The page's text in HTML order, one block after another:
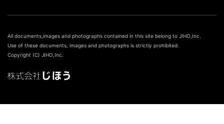
All documents,images and photographs contained in this site belong to JIHO,Inc.
Use of these documents, images and photographs is strictly prohibited.
Copyright (C) JIHO,Inc.